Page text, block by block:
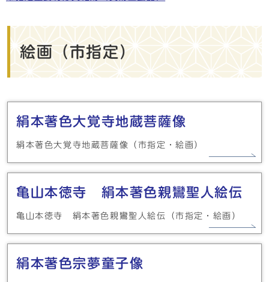
絵画（市指定）
メインメニュー
絹本著色大覚寺地蔵菩薩像
絹本著色大覚寺地蔵菩薩像（市指定・絵画）
亀山本徳寺 絹本著色親鸞聖人絵伝
亀山本徳寺 絹本著色親鸞聖人絵伝（市指定・絵画）
絹本著色宗夢童子像